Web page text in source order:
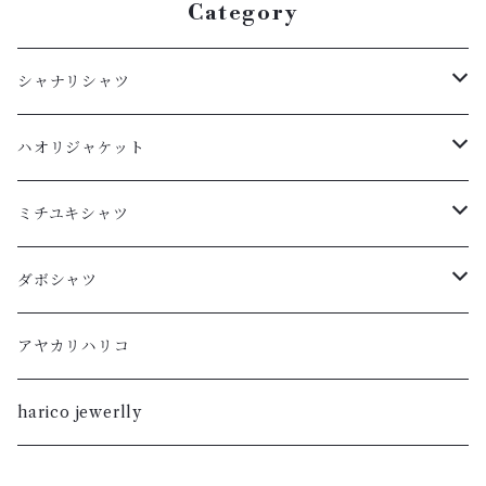
Category
シャナリシャツ
長袖
XL
L
半袖
XL
L
ハオリジャケット
L
M
S
ミチユキシャツ
L
M
S
ダボシャツ
柿渋
XL
暮染
アヤカリハリコ
harico jewerlly